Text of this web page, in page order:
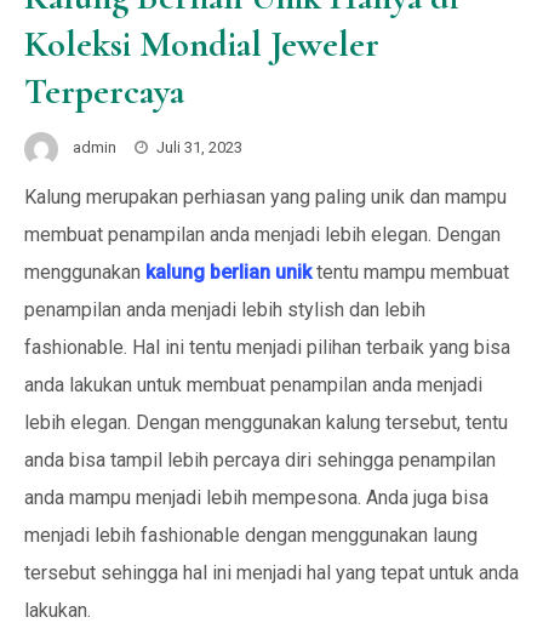
Koleksi Mondial Jeweler
Terpercaya
admin Juli 31, 2023
Kalung merupakan perhiasan yang paling unik dan mampu
membuat penampilan anda menjadi lebih elegan. Dengan
menggunakan kalung berlian unik tentu mampu membuat
penampilan anda menjadi lebih stylish dan lebih
fashionable. Hal ini tentu menjadi pilihan terbaik yang bisa
anda lakukan untuk membuat penampilan anda menjadi
lebih elegan. Dengan menggunakan kalung tersebut, tentu
anda bisa tampil lebih percaya diri sehingga penampilan
anda mampu menjadi lebih mempesona. Anda juga bisa
menjadi lebih fashionable dengan menggunakan laung
tersebut sehingga hal ini menjadi hal yang tepat untuk anda
lakukan.